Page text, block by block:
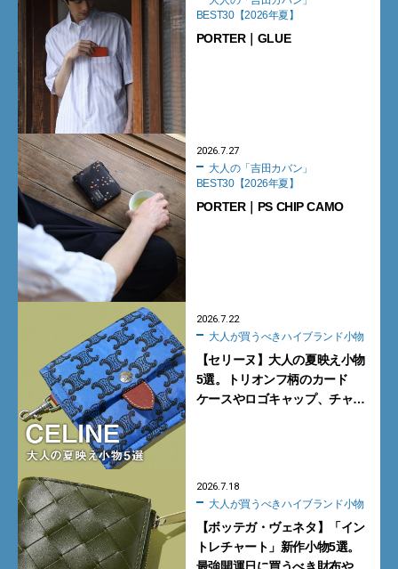
BEST30【2026年夏】
PORTER｜GLUE
2026.7.27
BEST30【2026年夏】
PORTER｜PS CHIP CAMO
2026.7.22
大人が買うべきハイブランド小物
【セリーヌ】大人の夏映え小物
5選。トリオンフ柄のカード
ケースやロゴキャップ、チャー
2026.7.18
大人が買うべきハイブランド小物
【ボッテガ・ヴェネタ】「イン
トレチャート」新作小物5選。